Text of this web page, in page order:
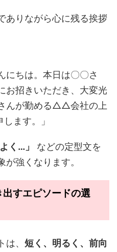
ありながら心に残る挨拶
にちは。本日は〇〇さ
お招きいただき、大変光
んが勤める△△会社の上
ます。」
く…」
などの定型文を
強くなります。
すエピソードの選
、 短く、明るく、前向